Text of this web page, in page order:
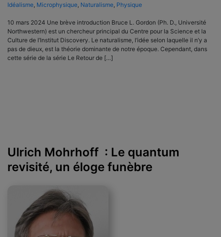
Idéalisme Microphysique Naturalisme Physique
10 mars 2024 Une brève introduction Bruce L. Gordon (Ph. D., Université
Northwestern) est un chercheur principal du Centre pour la Science et la
Culture de l’Institut Discovery. Le naturalisme, l’idée selon laquelle il n’y a
pas de dieux, est la théorie dominante de notre époque. Cependant, dans
cette série de la série Le Retour de […]
Ulrich Mohrhoff : Le quantum
revisité, un éloge funèbre